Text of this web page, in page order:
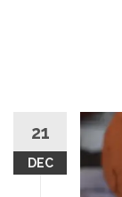
21
DEC